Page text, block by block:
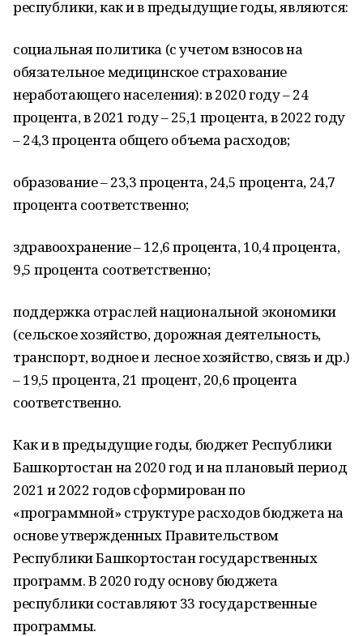
республики, как и в предыдущие годы, являются:
социальная политика (с учетом взносов на
обязательное медицинское страхование
неработающего населения): в 2020 году – 24
процента, в 2021 году – 25,1 процента, в 2022 году
– 24,3 процента общего объема расходов;
образование – 23,3 процента, 24,5 процента, 24,7
процента соответственно;
здравоохранение – 12,6 процента, 10,4 процента,
9,5 процента соответственно;
поддержка отраслей национальной экономики
(сельское хозяйство, дорожная деятельность,
транспорт, водное и лесное хозяйство, связь и др.)
– 19,5 процента, 21 процент, 20,6 процента
соответственно.
Как и в предыдущие годы, бюджет Республики
Башкортостан на 2020 год и на плановый период
2021 и 2022 годов сформирован по
«программной» структуре расходов бюджета на
основе утвержденных Правительством
Республики Башкортостан государственных
программ. В 2020 году основу бюджета
республики составляют 33 государственные
программы.